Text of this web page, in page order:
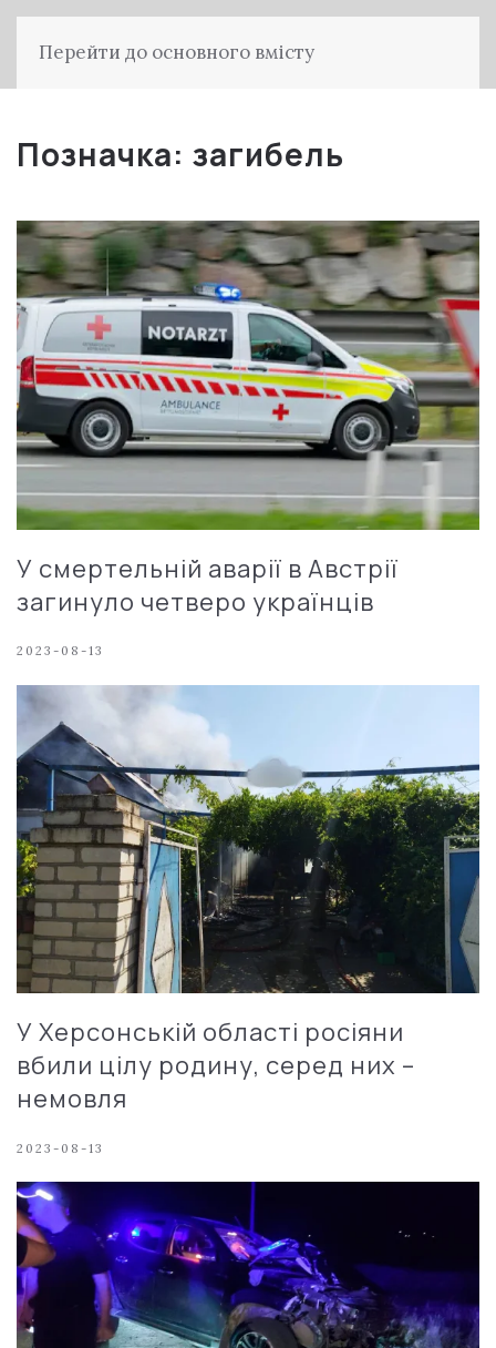
Перейти до основного вмісту
Позначка: загибель
У смертельній аварії в Австрії
загинуло четверо українців
2023-08-13
У Херсонській області росіяни
вбили цілу родину, серед них –
немовля
2023-08-13